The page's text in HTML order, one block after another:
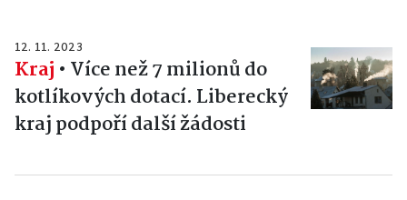
12. 11. 2023
Kraj • Více než 7 milionů do
kotlíkových dotací. Liberecký
kraj podpoří další žádosti